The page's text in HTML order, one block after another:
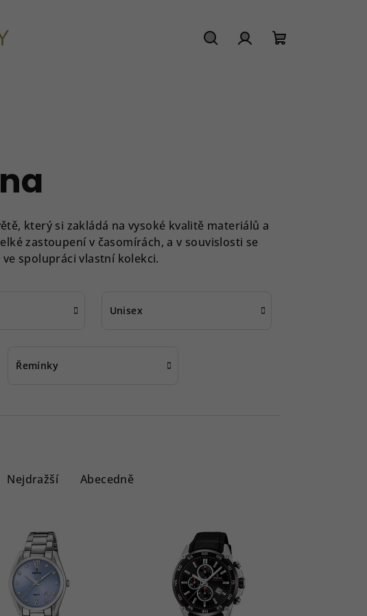
který si zakládá na vysoké kvalitě materiálů a
zastoupení v časomírách, a v souvislosti se
spolupráci vlastní kolekci.
Unisex
Řemínky
Nejdražší Abecedně